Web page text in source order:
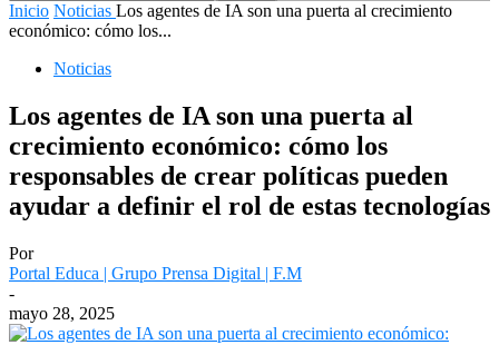
Inicio Noticias Los agentes de IA son una puerta al crecimiento
económico: cómo los...
Noticias
Los agentes de IA son una puerta al
crecimiento económico: cómo los
responsables de crear políticas pueden
ayudar a definir el rol de estas tecnologías
Por
Portal Educa | Grupo Prensa Digital | F.M
-
mayo 28, 2025